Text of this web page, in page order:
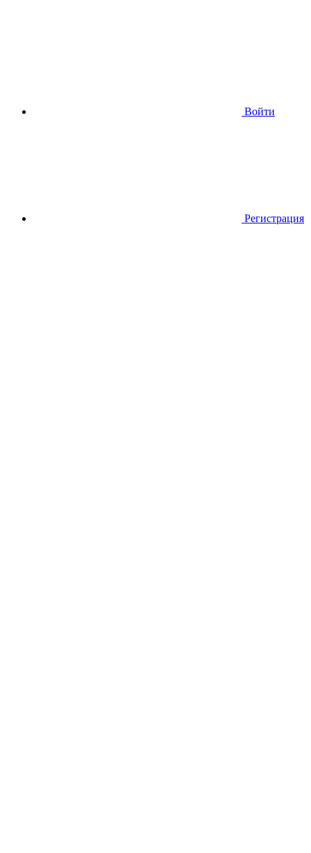
Войти
Регистрация